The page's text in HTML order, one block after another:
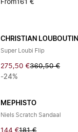
From161 €
CHRISTIAN LOUBOUTIN
Super Loubi Flip
275,50 €360,50 €
-24%
MEPHISTO
Niels Scratch Sandaal
144 €181 €